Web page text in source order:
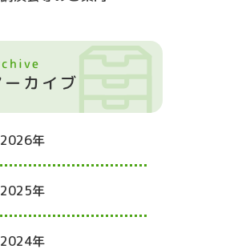
2026年
2025年
2024年